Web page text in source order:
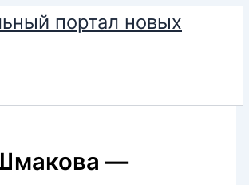
портал новых
—